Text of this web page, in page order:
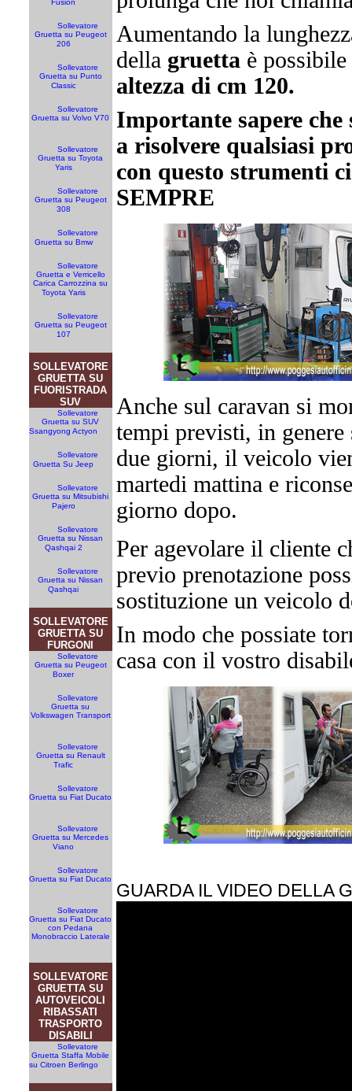
Fusion
Sollevatore
Gruetta su Peugeot
206
Sollevatore
Gruetta su Punto
Classic
Sollevatore
Gruetta su Volvo V70
Sollevatore
Gruetta su Toyota
Yaris
Sollevatore
Gruetta su Peugeot
308
Sollevatore
Gruetta su Bmw
Sollevatore
Gruetta e Verricello
Carica Carrozzina su
Toyota Yaris
Sollevatore
Gruetta su Peugeot
107
SOLLEVATORE
GRUETTA SU
FUORISTRADA
SUV
Sollevatore
Gruetta su SUV
Ssangyong Actyon
Sollevatore
Gruetta Su Jeep
Sollevatore
Gruetta su Mitsubishi
Pajero
Sollevatore
Gruetta su Nissan
Qashqai 2
Sollevatore
Gruetta su Nissan
Qashqai
SOLLEVATORE
GRUETTA SU
FURGONI
Sollevatore
Gruetta su Peugeot
Boxer
Sollevatore
Gruetta su
Volkswagen Transport
Sollevatore
Gruetta su Renault
Trafic
Sollevatore
Gruetta su Fiat Ducato
Sollevatore
Gruetta su Mercedes
Viano
Sollevatore
Gruetta su Fiat Ducato
Sollevatore
Gruetta su Fiat Ducato
con Pedana
Monobraccio Laterale
SOLLEVATORE
GRUETTA SU
AUTOVEICOLI
RIBASSATI
TRASPORTO
DISABILI
Sollevatore
Gruetta Staffa Mobile
su Citroen Berlingo
Aumentando la
della gruetta è
altezza di cm 120.
Importante sapere
a risolvere qualsiasi
con questo strumenti
SEMPRE
Anche sul caravan si
tempi previsti, in
due giorni, il veicolo
martedi mattina e
giorno dopo.
Per agevolare il cliente
previo prenotazione
sostituzione un veicolo
In modo che possiate
casa con il vostro
GUARDA IL VIDEO DELLA